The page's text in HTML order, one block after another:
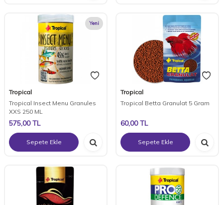
Yeni
Tropical
Tropical Insect Menu Granules
XXS 250 ML
575,00TL
Sepete Ekle
Tropical
Tropical Betta Granulat 5 Gram
60,00TL
Sepete Ekle